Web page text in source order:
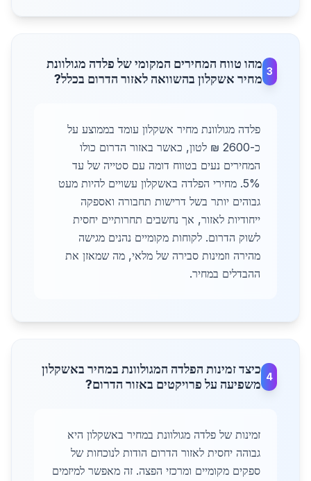
3
מהו טווח המחירים המקומי של פלדה מגולוונת
מחיר אשקלון בהשוואה לאזור הדרום בכלל?
פלדה מגולוונת מחיר אשקלון עומד בממוצע על
כ-2600 ₪ לטון, כאשר באזור הדרום כולו
המחירים נעים בטווח דומה עם סטייה של עד
5%. מחירי הפלדה באשקלון עשויים להיות מעט
גבוהים יותר בשל דרישות תחבורה ואספקה
ייחודיות לאזור, אך נחשבים תחרותיים יחסית
לשוק הדרום. לקוחות מקומיים נהנים מגישה
מהירה וזמינות סבירה של מלאי, מה שמאזן את
ההבדלים במחיר.
4
כיצד זמינות הפלדה המגולוונת במחיר באשקלון
משפיעה על פרויקטים באזור הדרום?
זמינות של פלדה מגולוונת במחיר באשקלון היא
גבוהה יחסית לאזור הדרום הודות לנוכחות של
ספקים מקומיים ומרכזי הפצה. זה מאפשר למיזמים